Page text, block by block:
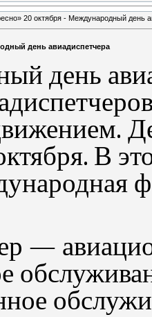
20 октября - Международный день
день авиадиспетчера
день
В
—